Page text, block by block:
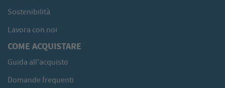
Sostenibilità
Lavora con noi
COME ACQUISTARE
Guida all'acquisto
Domande frequenti